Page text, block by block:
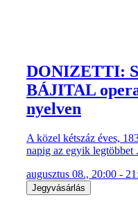
DONIZETTI:
BÁJITAL
nyelven
A közel kétszáz éves,
napig az egyik legtöbbet
augusztus 08., 20:00 -
Jegyvásárlás